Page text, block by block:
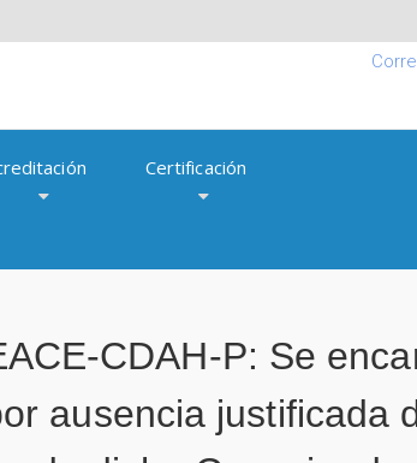
Certificación
CDAH-P: Se
ausencia justificada